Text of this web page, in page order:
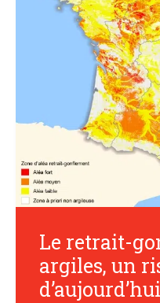
Le retrait-
argiles, un
d’aujourd’hui